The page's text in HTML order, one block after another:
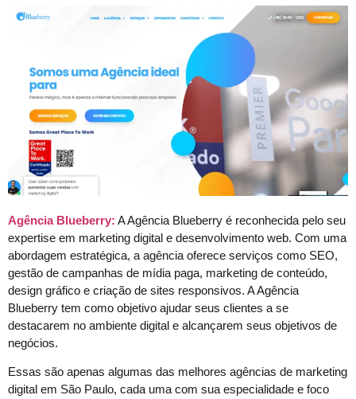
Agência Blueberry: A Agência Blueberry é reconhecida pelo seu
expertise em marketing digital e desenvolvimento web. Com uma
abordagem estratégica, a agência oferece serviços como SEO,
gestão de campanhas de mídia paga, marketing de conteúdo,
design gráfico e criação de sites responsivos. A Agência
Blueberry tem como objetivo ajudar seus clientes a se
destacarem no ambiente digital e alcançarem seus objetivos de
negócios.
Essas são apenas algumas das melhores agências de marketing
digital em São Paulo, cada uma com sua especialidade e foco